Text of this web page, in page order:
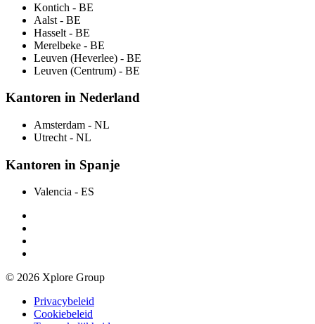
Kontich - BE
Aalst - BE
Hasselt - BE
Merelbeke - BE
Leuven (Heverlee) - BE
Leuven (Centrum) - BE
Kantoren in Nederland
Amsterdam - NL
Utrecht - NL
Kantoren in Spanje
Valencia - ES
© 2026 Xplore Group
Privacybeleid
Cookiebeleid